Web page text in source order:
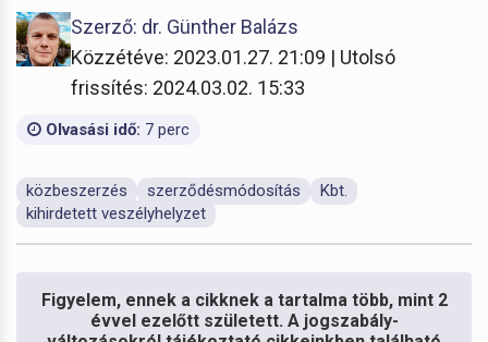
Szerző: dr. Günther Balázs
Közzétéve: 2023.01.27. 21:09 | Utolsó
frissítés: 2024.03.02. 15:33
Olvasási idő: 7 perc
közbeszerzés szerződésmódosítás
Kbt.
kihirdetett veszélyhelyzet
Figyelem, ennek a cikknek a tartalma több, mint 2
évvel ezelőtt született. A jogszabály-